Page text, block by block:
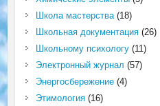
Школа мастерства(18)
Школьная документация(26)
Школьному психологу(11)
Электронный журнал (57)
Энергосбережение(4)
Этимология(16)